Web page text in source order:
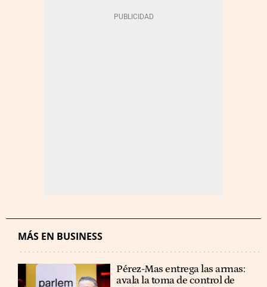
MÁS EN BUSINESS
Pérez-Mas entrega las armas:
avala la toma de control de